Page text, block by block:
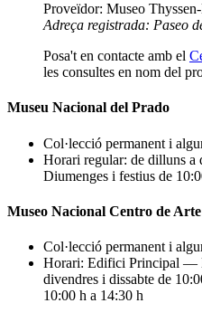
Proveïdor: Museo
Adreça registrada: Paseo
Posa't en contacte amb el
les consultes en nom del
Museu Nacional del Prado
Col·lecció permanent i
Horari regular: de dilluns a
Diumenges i festius de
Museo Nacional Centro de
Col·lecció permanent i
Horari: Edifici Principal —
divendres i dissabte de
10:00 h a 14:30 h